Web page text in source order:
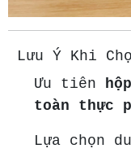
Lưu Ý Khi
Ưu tiên
toàn thực
Lựa chọn